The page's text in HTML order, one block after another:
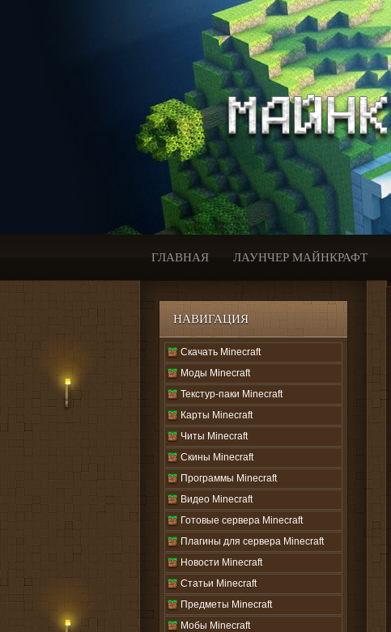
ГЛАВНАЯ ЛАУНЧЕР МАЙНКРАФТ
НАВИГАЦИЯ
Скачать Minecraft
Моды Minecraft
Текстур-паки Minecraft
Карты Minecraft
Читы Minecraft
Скины Minecraft
Программы Minecraft
Видео Minecraft
Готовые сервера Minecraft
Плагины для сервера Minecraft
Новости Minecraft
Статьи Minecraft
Предметы Minecraft
Мобы Minecraft